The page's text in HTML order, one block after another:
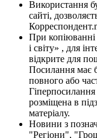
Використання
сайті,
При копіюванні
і світу» , для
відкрите для
Посилання має
повного або
розміщена в
матеріалу.
Новини з
"Регіони",